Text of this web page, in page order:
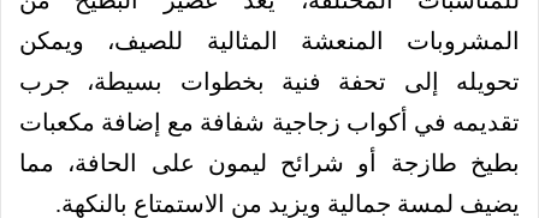
المشروبات المنعشة المثالية للصيف، ويمكن
تحويله إلى تحفة فنية بخطوات بسيطة، جرب
تقديمه في أكواب زجاجية شفافة مع إضافة مكعبات
بطيخ طازجة أو شرائح ليمون على الحافة، مما
يضيف لمسة جمالية ويزيد من الاستمتاع بالنكهة.